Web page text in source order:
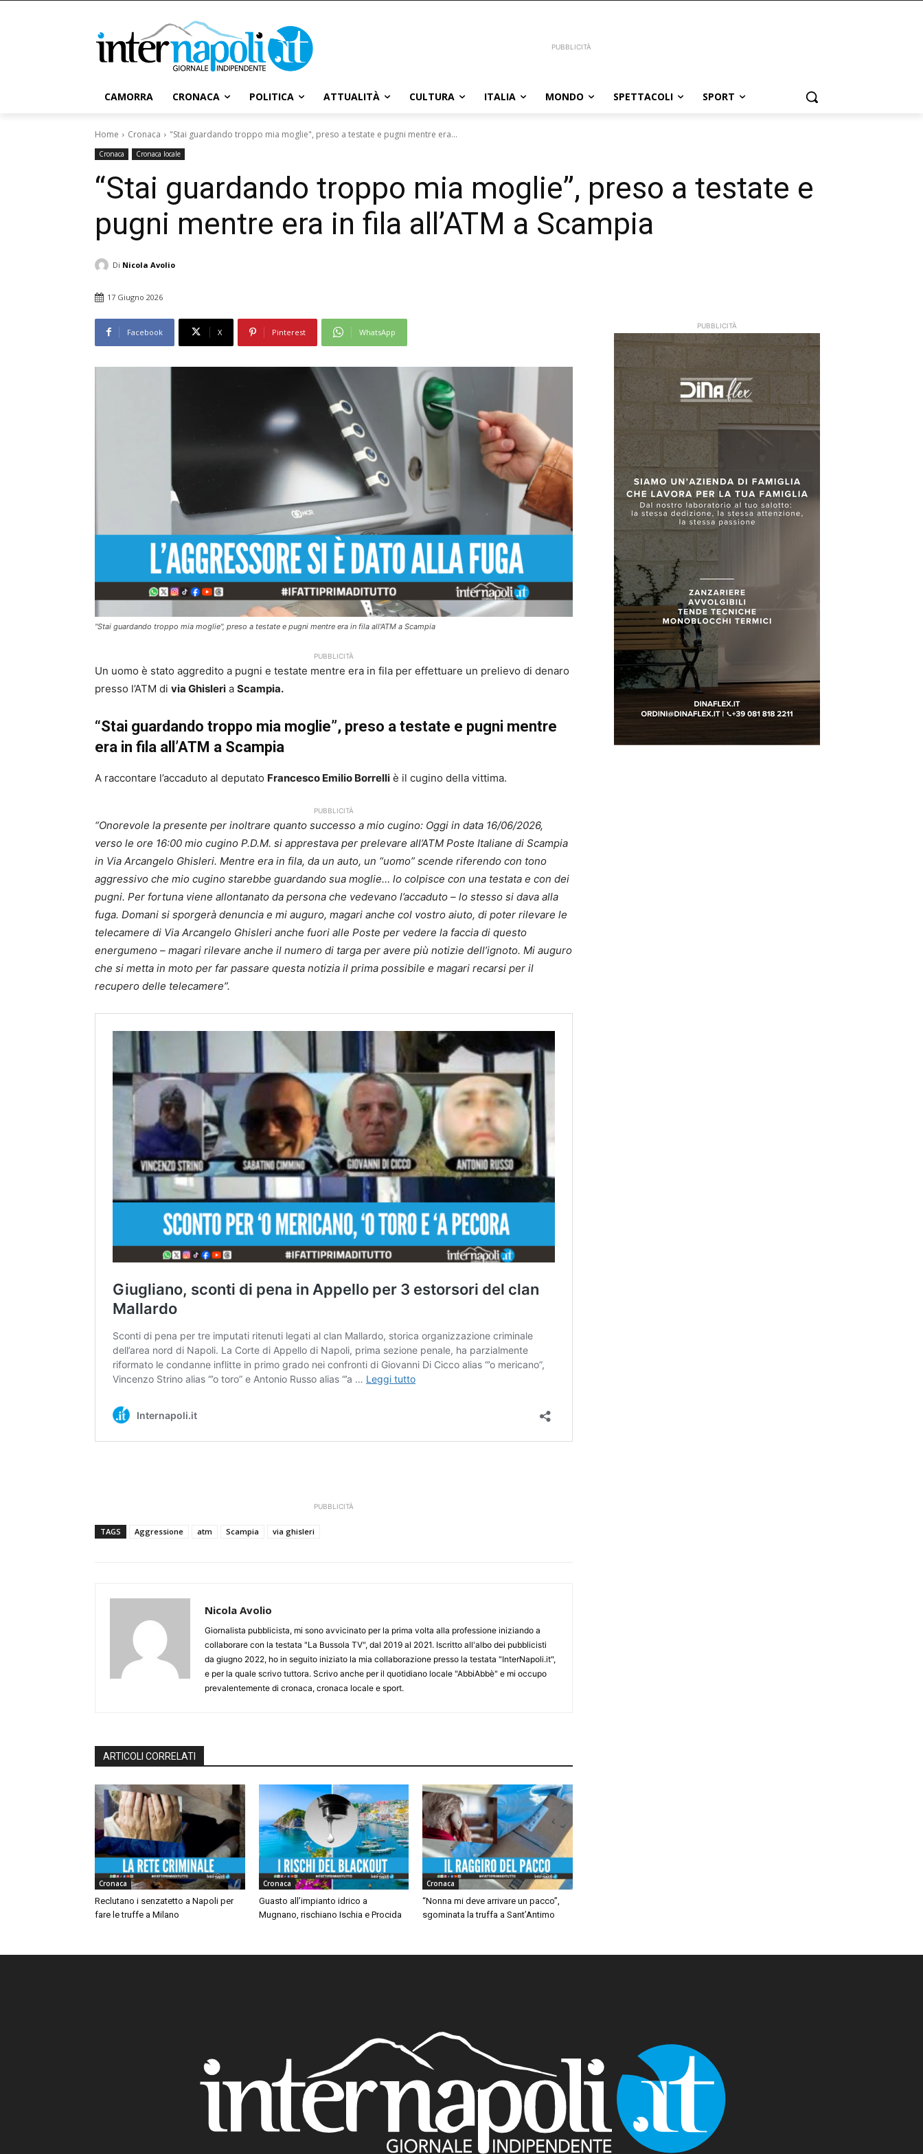
PUBBLICITÀ
CAMORRA CRONACA POLITICA ATTUALITÀ CULTURA ITALIA MONDO SPETTACOLI SPORT
Home Cronaca "Stai guardando troppo mia moglie", preso a testate e pugni mentre era...
Cronaca Cronaca locale
“Stai guardando troppo mia moglie”, preso a testate e
pugni mentre era in fila all’ATM a Scampia
Di Nicola Avolio
17 Giugno 2026
Facebook X Pinterest WhatsApp
"Stai guardando troppo mia moglie", preso a testate e pugni mentre era in fila all'ATM a Scampia
PUBBLICITÀ
Un uomo è stato aggredito a pugni e testate mentre era in fila per effettuare un prelievo di denaro
presso l’ATM di via Ghisleri a Scampia.
“Stai guardando troppo mia moglie”, preso a testate e pugni mentre
era in fila all’ATM a Scampia
A raccontare l’accaduto al deputato Francesco Emilio Borrelli è il cugino della vittima.
PUBBLICITÀ
“Onorevole la presente per inoltrare quanto successo a mio cugino: Oggi in data 16/06/2026,
verso le ore 16:00 mio cugino P.D.M. si apprestava per prelevare all’ATM Poste Italiane di Scampia
in Via Arcangelo Ghisleri. Mentre era in fila, da un auto, un “uomo” scende riferendo con tono
aggressivo che mio cugino starebbe guardando sua moglie… lo colpisce con una testata e con dei
pugni. Per fortuna viene allontanato da persona che vedevano l’accaduto – lo stesso si dava alla
fuga. Domani si sporgerà denuncia e mi auguro, magari anche col vostro aiuto, di poter rilevare le
telecamere di Via Arcangelo Ghisleri anche fuori alle Poste per vedere la faccia di questo
energumeno – magari rilevare anche il numero di targa per avere più notizie dell’ignoto. Mi auguro
che si metta in moto per far passare questa notizia il prima possibile e magari recarsi per il
recupero delle telecamere”.
PUBBLICITÀ
TAGS Aggressione atm Scampia via ghisleri
Nicola Avolio
Giornalista pubblicista, mi sono avvicinato per la prima volta alla professione iniziando a
collaborare con la testata "La Bussola TV", dal 2019 al 2021. Iscritto all'albo dei pubblicisti
da giugno 2022, ho in seguito iniziato la mia collaborazione presso la testata "InterNapoli.it",
e per la quale scrivo tuttora. Scrivo anche per il quotidiano locale "AbbiAbbè" e mi occupo
prevalentemente di cronaca, cronaca locale e sport.
ARTICOLI CORRELATI
Cronaca
Reclutano i senzatetto a Napoli per
fare le truffe a Milano
Cronaca
Guasto all’impianto idrico a
Mugnano, rischiano Ischia e Procida
Cronaca
“Nonna mi deve arrivare un pacco”,
sgominata la truffa a Sant’Antimo
PUBBLICITÀ